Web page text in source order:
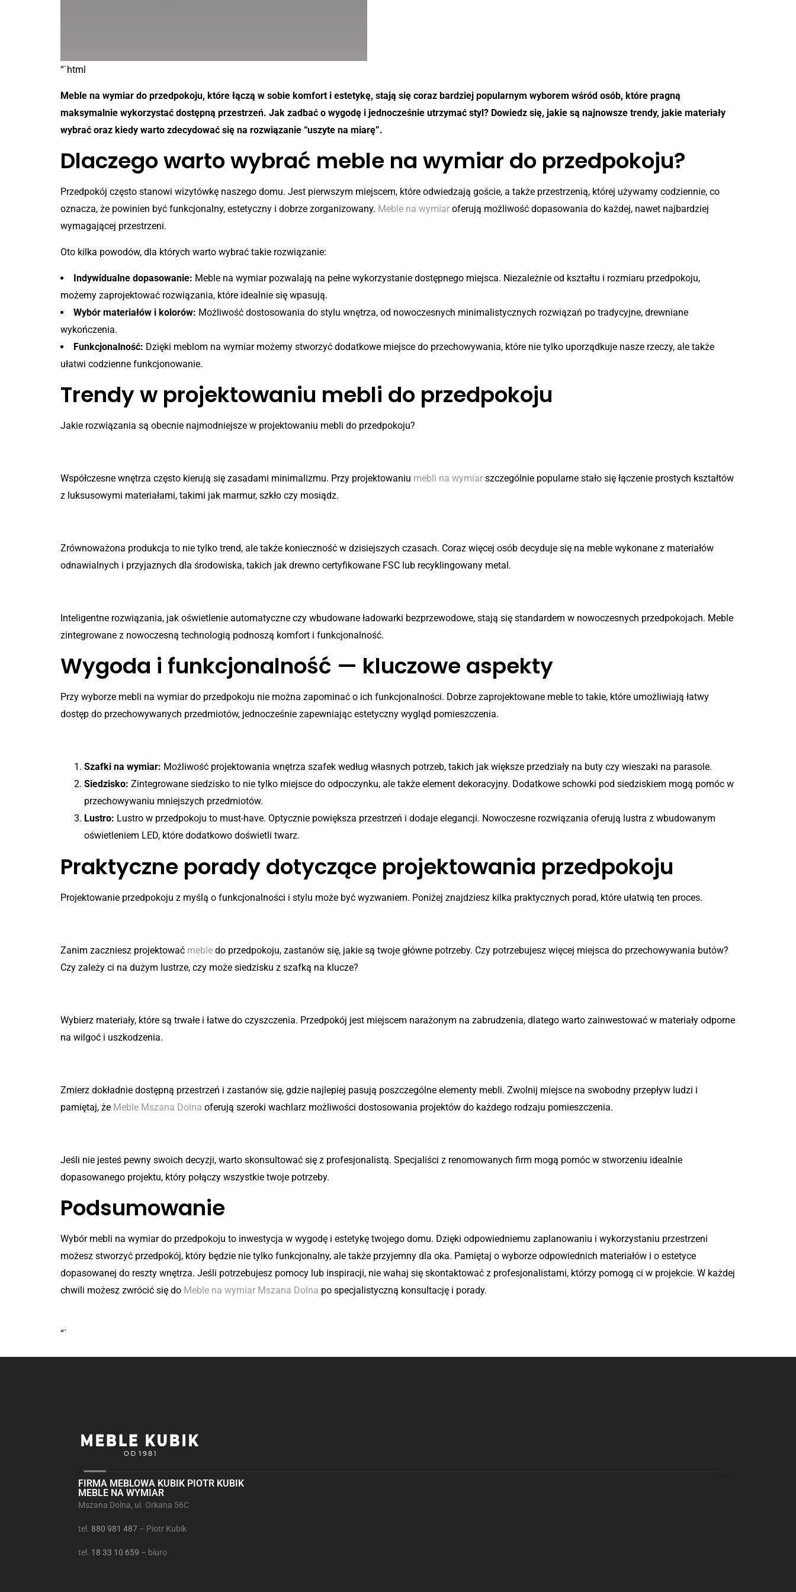
“`html
Meble na wymiar do przedpokoju, które łączą w sobie komfort i estetykę, stają się coraz bardziej popularnym wyborem wśród osób, które pragną
maksymalnie wykorzystać dostępną przestrzeń. Jak zadbać o wygodę i jednocześnie utrzymać styl? Dowiedz się, jakie są najnowsze trendy, jakie materiały
wybrać oraz kiedy warto zdecydować się na rozwiązanie “uszyte na miarę”.
Dlaczego warto wybrać meble na wymiar do przedpokoju?
Przedpokój często stanowi wizytówkę naszego domu. Jest pierwszym miejscem, które odwiedzają goście, a także przestrzenią, której używamy codziennie, co
oznacza, że powinien być funkcjonalny, estetyczny i dobrze zorganizowany. Meble na wymiar oferują możliwość dopasowania do każdej, nawet najbardziej
wymagającej przestrzeni.
Oto kilka powodów, dla których warto wybrać takie rozwiązanie:
Indywidualne dopasowanie: Meble na wymiar pozwalają na pełne wykorzystanie dostępnego miejsca. Niezależnie od kształtu i rozmiaru przedpokoju,
możemy zaprojektować rozwiązania, które idealnie się wpasują.
Wybór materiałów i kolorów: Możliwość dostosowania do stylu wnętrza, od nowoczesnych minimalistycznych rozwiązań po tradycyjne, drewniane
wykończenia.
Funkcjonalność: Dzięki meblom na wymiar możemy stworzyć dodatkowe miejsce do przechowywania, które nie tylko uporządkuje nasze rzeczy, ale także
ułatwi codzienne funkcjonowanie.
Trendy w projektowaniu mebli do przedpokoju
Jakie rozwiązania są obecnie najmodniejsze w projektowaniu mebli do przedpokoju?
Współczesne wnętrza często kierują się zasadami minimalizmu. Przy projektowaniu mebli na wymiar szczególnie popularne stało się łączenie prostych kształtów
z luksusowymi materiałami, takimi jak marmur, szkło czy mosiądz.
Zrównoważona produkcja to nie tylko trend, ale także konieczność w dzisiejszych czasach. Coraz więcej osób decyduje się na meble wykonane z materiałów
odnawialnych i przyjaznych dla środowiska, takich jak drewno certyfikowane FSC lub recyklingowany metal.
Inteligentne rozwiązania, jak oświetlenie automatyczne czy wbudowane ładowarki bezprzewodowe, stają się standardem w nowoczesnych przedpokojach. Meble
zintegrowane z nowoczesną technologią podnoszą komfort i funkcjonalność.
Wygoda i funkcjonalność — kluczowe aspekty
Przy wyborze mebli na wymiar do przedpokoju nie można zapominać o ich funkcjonalności. Dobrze zaprojektowane meble to takie, które umożliwiają łatwy
dostęp do przechowywanych przedmiotów, jednocześnie zapewniając estetyczny wygląd pomieszczenia.
Szafki na wymiar: Możliwość projektowania wnętrza szafek według własnych potrzeb, takich jak większe przedziały na buty czy wieszaki na parasole.
Siedzisko: Zintegrowane siedzisko to nie tylko miejsce do odpoczynku, ale także element dekoracyjny. Dodatkowe schowki pod siedziskiem mogą pomóc w
przechowywaniu mniejszych przedmiotów.
Lustro: Lustro w przedpokoju to must-have. Optycznie powiększa przestrzeń i dodaje elegancji. Nowoczesne rozwiązania oferują lustra z wbudowanym
oświetleniem LED, które dodatkowo doświetli twarz.
Praktyczne porady dotyczące projektowania przedpokoju
Projektowanie przedpokoju z myślą o funkcjonalności i stylu może być wyzwaniem. Poniżej znajdziesz kilka praktycznych porad, które ułatwią ten proces.
Zanim zaczniesz projektować meble do przedpokoju, zastanów się, jakie są twoje główne potrzeby. Czy potrzebujesz więcej miejsca do przechowywania butów?
Czy zależy ci na dużym lustrze, czy może siedzisku z szafką na klucze?
Wybierz materiały, które są trwałe i łatwe do czyszczenia. Przedpokój jest miejscem narażonym na zabrudzenia, dlatego warto zainwestować w materiały odporne
na wilgoć i uszkodzenia.
Zmierz dokładnie dostępną przestrzeń i zastanów się, gdzie najlepiej pasują poszczególne elementy mebli. Zwolnij miejsce na swobodny przepływ ludzi i
pamiętaj, że Meble Mszana Dolna oferują szeroki wachlarz możliwości dostosowania projektów do każdego rodzaju pomieszczenia.
Jeśli nie jesteś pewny swoich decyzji, warto skonsultować się z profesjonalistą. Specjaliści z renomowanych firm mogą pomóc w stworzeniu idealnie
dopasowanego projektu, który połączy wszystkie twoje potrzeby.
Podsumowanie
Wybór mebli na wymiar do przedpokoju to inwestycja w wygodę i estetykę twojego domu. Dzięki odpowiedniemu zaplanowaniu i wykorzystaniu przestrzeni
możesz stworzyć przedpokój, który będzie nie tylko funkcjonalny, ale także przyjemny dla oka. Pamiętaj o wyborze odpowiednich materiałów i o estetyce
dopasowanej do reszty wnętrza. Jeśli potrzebujesz pomocy lub inspiracji, nie wahaj się skontaktować z profesjonalistami, którzy pomogą ci w projekcie. W każdej
chwili możesz zwrócić się do Meble na wymiar Mszana Dolna po specjalistyczną konsultację i porady.
“`
FIRMA MEBLOWA KUBIK PIOTR KUBIK
MEBLE NA WYMIAR
Mszana Dolna, ul. Orkana 56C
tel. 880 981 487 – Piotr Kubik
tel. 18 33 10 659 – biuro